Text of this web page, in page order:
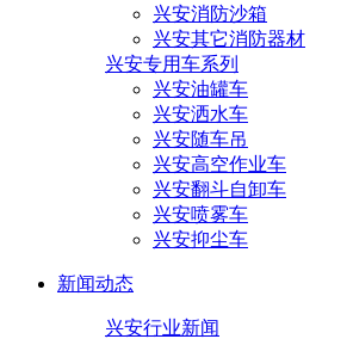
兴安消防沙箱
兴安其它消防器材
兴安专用车系列
兴安油罐车
兴安洒水车
兴安随车吊
兴安高空作业车
兴安翻斗自卸车
兴安喷雾车
兴安抑尘车
新闻动态
兴安行业新闻